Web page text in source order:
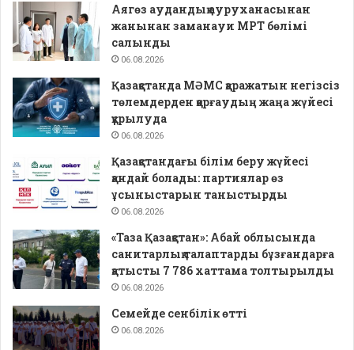
Аягөз аудандық ауруханасынан
жанынан заманауи МРТ бөлімі
салынды
06.08.2026
Қазақстанда МӘМС қаражатын негізсіз
төлемдерден қорғаудың жаңа жүйесі
құрылуда
06.08.2026
Қазақстандағы білім беру жүйесі
қандай болады: партиялар өз
ұсыныстарын таныстырды
06.08.2026
«Таза Қазақстан»: Абай облысында
санитарлық талаптарды бұзғандарға
қатысты 7 786 хаттама толтырылды
06.08.2026
Семейде сенбілік өтті
06.08.2026